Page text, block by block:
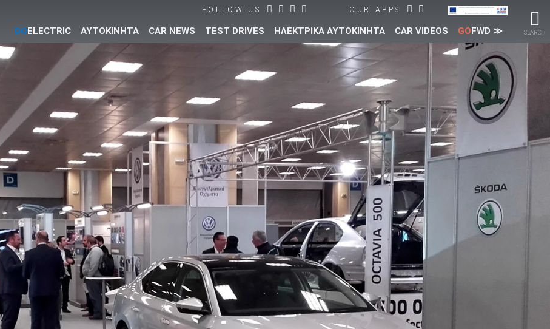
SEARCH
FOLLOW US OUR APPS
GOELECTRIC ΑΥΤΟΚΙΝΗΤΑ CAR NEWS TEST DRIVES ΗΛΕΚΤΡΙΚΑ ΑΥΤΟΚΙΝΗΤΑ CAR VIDEOS GOFWD ≫
Βρες τα πάντα για το αυτοκίνητο!